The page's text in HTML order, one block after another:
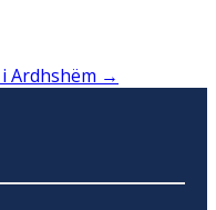
Ardhshëm →